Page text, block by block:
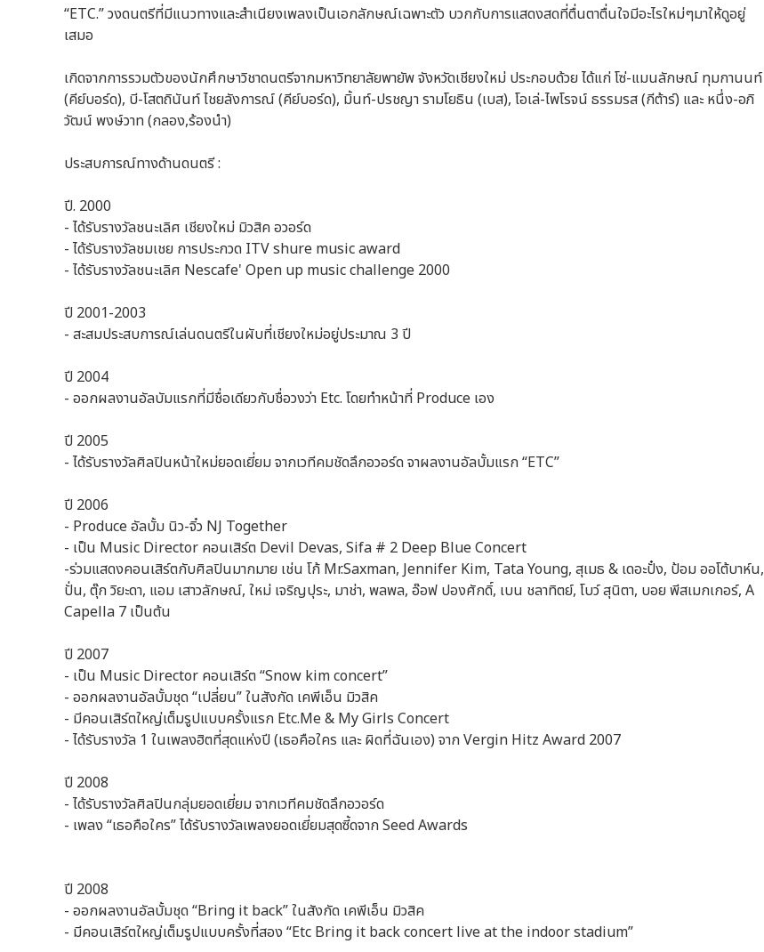
“ETC.” วงดนตรีที่มีแนวทางและสำเนียงเพลงเป็นเอกลักษณ์เฉพาะตัว บวกกับการแสดงสดที่ตื่นตาตื่นใจมีอะไรใหม่ๆมาให้ดูอยู่
เสมอ
เกิดจากการรวมตัวของนักศึกษาวิชาดนตรีจากมหาวิทยาลัยพายัพ จังหวัดเชียงใหม่ ประกอบด้วย ได้แก่ โซ่-แมนลักษณ์ ทุมกานนท์
(คีย์บอร์ด), บี-โสตถินันท์ ไชยลังการณ์ (คีย์บอร์ด), มิ้นท์-ปรชญา รามโยธิน (เบส), โอเล่-ไพโรจน์ ธรรมรส (กีต้าร์) และ หนึ่ง-อภิ
วัฒน์ พงษ์วาท (กลอง,ร้องนำ)
ประสบการณ์ทางด้านดนตรี :
ปี. 2000
- ได้รับรางวัลชนะเลิศ เชียงใหม่ มิวสิค อวอร์ด
- ได้รับรางวัลชมเชย การประกวด ITV shure music award
- ได้รับรางวัลชนะเลิศ Nescafe' Open up music challenge 2000
ปี 2001-2003
- สะสมประสบการณ์เล่นดนตรีในผับที่เชียงใหม่อยู่ประมาณ 3 ปี
ปี 2004
- ออกผลงานอัลบัมแรกที่มีชื่อเดียวกับชื่อวงว่า Etc. โดยทำหน้าที่ Produce เอง
ปี 2005
- ได้รับรางวัลศิลปินหน้าใหม่ยอดเยี่ยม จากเวทีคมชัดลึกอวอร์ด จาผลงานอัลบั้มแรก “ETC”
ปี 2006
- Produce อัลบั้ม นิว-จิ๋ว NJ Together
- เป็น Music Director คอนเสิร์ต Devil Devas, Sifa # 2 Deep Blue Concert
-ร่วมแสดงคอนเสิร์ตกับศิลปินมากมาย เช่น โก้ Mr.Saxman, Jennifer Kim, Tata Young, สุเมธ & เดอะปั๋ง, ป้อม ออโต้บาห์น,
ปั่น, ตุ๊ก วิยะดา, แอม เสาวลักษณ์, ใหม่ เจริญปุระ, มาช่า, พลพล, อ๊อฟ ปองศักดิ์, เบน ชลาทิตย์, โบว์ สุนิตา, บอย พีสเมกเกอร์, A
Capella 7 เป็นต้น
ปี 2007
- เป็น Music Director คอนเสิร์ต “Snow kim concert”
- ออกผลงานอัลบั้มชุด “เปลี่ยน” ในสังกัด เคพีเอ็น มิวสิค
- มีคอนเสิร์ตใหญ่เต็มรูปแบบครั้งแรก Etc.Me & My Girls Concert
- ได้รับรางวัล 1 ในเพลงฮิตที่สุดแห่งปี (เธอคือใคร และ ผิดที่ฉันเอง) จาก Vergin Hitz Award 2007
ปี 2008
- ได้รับรางวัลศิลปินกลุ่มยอดเยี่ยม จากเวทีคมชัดลึกอวอร์ด
- เพลง “เธอคือใคร” ได้รับรางวัลเพลงยอดเยี่ยมสุดซี้ดจาก Seed Awards
ปี 2008
- ออกผลงานอัลบั้มชุด “Bring it back” ในสังกัด เคพีเอ็น มิวสิค
- มีคอนเสิร์ตใหญ่เต็มรูปแบบครั้งที่สอง “Etc Bring it back concert live at the indoor stadium”